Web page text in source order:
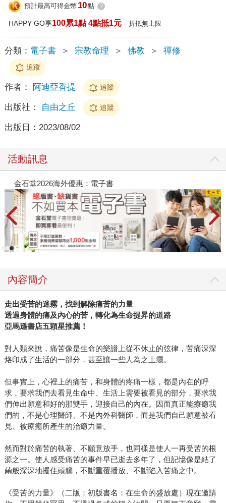
預計最高可得金幣 10點 ?
HAPPY GO享100累1點 4點抵1元 折抵無上限
分類： 電子書 ＞ 宗教命理 ＞ 佛教 ＞ 禪修
追蹤
作者： 阿迪亞香提 追蹤
出版社： 自由之丘 追蹤
出版日： 2023/08/02
活動訊息
金石堂2026海外優惠：電子書
內容簡介
走出受苦的迷霧，找到解除痛苦的力量
透過身體的痛及內心的苦，轉化為生命提昇的道路
亞馬遜書店五顆星推薦！
對人類來說，痛苦像是生命的樂譜上從不休止的弦律，苦痛深深
烙印成了生活的一部分，甚至讓一些人為之上癮。
但事實上，心裡上的痛苦，和身體的疼痛一樣，都是內在的呼
求，要求我們去看見生命中、生活上需要被看見的部分，要求我
們伸出願意和好的那雙手，迎接自己的內在。因而真正能療癒我
們的，不是心理醫師、不是內外科醫師，而是我們自己願意被看
見、被療癒所產生的治癒力量。
然而對於痛苦的執著、不願意放手，也同樣是使人一再受苦的根
源之一。使人感受痛苦的事件早已逝去多年了，但記憶像是結了
繭般深深地攫住頭腦，不斷重覆播放、不斷陷入苦痛之中。
《受苦的力量》（二版；初版書名：在生命的盛放處）現在邀請